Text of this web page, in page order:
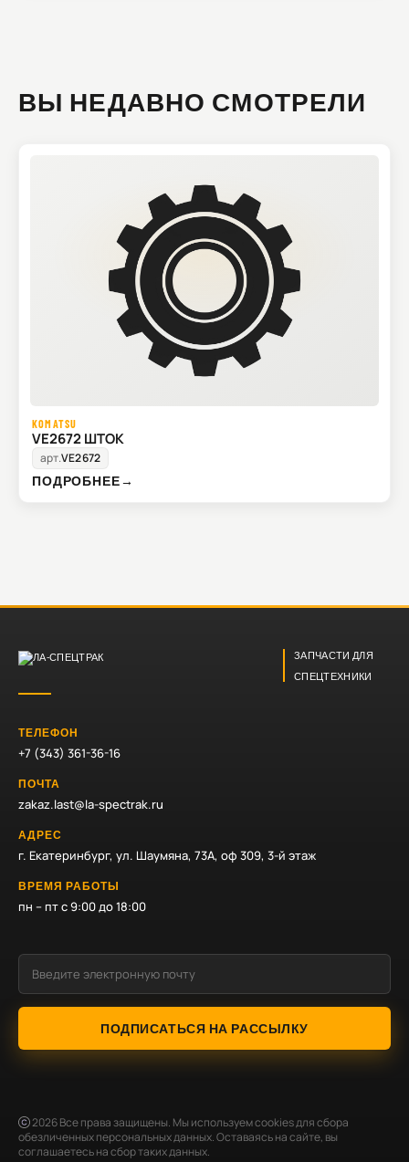
ВЫ НЕДАВНО СМОТРЕЛИ
KOMATSU
VE2672 ШТОК
арт.VE2672
ПОДРОБНЕЕ→
ЗАПЧАСТИ ДЛЯ
СПЕЦТЕХНИКИ
ТЕЛЕФОН
+7 (343) 361-36-16
ПОЧТА
zakaz.last@la-spectrak.ru
АДРЕС
г. Екатеринбург, ул. Шаумяна, 73А, оф 309, 3-й этаж
ВРЕМЯ РАБОТЫ
пн – пт с 9:00 до 18:00
ПОДПИСАТЬСЯ НА РАССЫЛКУ
2026Все права защищены. Мы используем cookies для сбора
обезличенных персональных данных. Оставаясь на сайте, вы
соглашаетесь на сбор таких данных.